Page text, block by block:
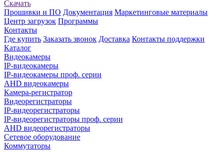
Скачать
Прошивки и ПО Документация Маркетинговые материалы
Центр загрузок Программы
Контакты
Где купить Заказать звонок Доставка Контакты поддержки
Каталог
Видеокамеры
IP-видеокамеры
IP-видеокамеры проф. серии
AHD видеокамеры
Камера-регистратор
Видеорегистраторы
IP-видеорегистраторы
IP-видеорегистраторы проф. серии
AHD видеорегистраторы
Сетевое оборудование
Коммутаторы